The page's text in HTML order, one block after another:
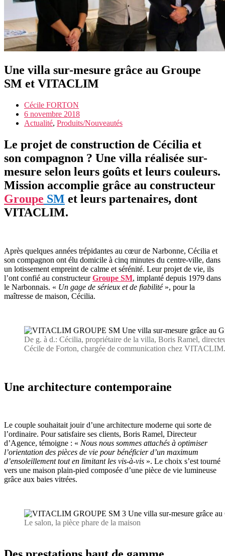
Une villa sur-mesure grâce au Groupe
SM et VITACLIM
Cécile FORTON
6 novembre 2018
Actualité, Produits/Nouveautés
Le projet de construction de Cécilia et
son compagnon ? Une villa réalisée sur-
mesure selon leurs goûts et leurs couleurs.
Mission accomplie grâce au constructeur
Groupe SM et leurs partenaires, dont
VITACLIM.
Après quelques années trépidantes au cœur de Narbonne, Cécilia et
son compagnon ont élu domicile à cinq minutes du centre-ville, dans
un lotissement empreint de calme et sérénité. Leur projet de vie, ils
l’ont confié au constructeurGroupe SM, implanté depuis 1979 dans
le Narbonnais. « Un gage de sérieux et de fiabilité», pour la
maîtresse de maison, Cécilia.
De g. à d.: Cécilia, propriétaire de la villa, Boris Ramel,
Cécile de Forton, chargée de communication chez VITACLIM.
Une architecture contemporaine
Le couple souhaitait jouir d’une architecture moderne qui sorte de
l’ordinaire. Pour satisfaire ses clients, Boris Ramel, Directeur
d’Agence, témoigne : « Nous nous sommes attachés à optimiser
l’orientation des pièces de vie pour bénéficier d’un maximum
d’ensoleillement tout en limitant les vis-à-vis ». Le choix s’est tourné
vers une maison plain-pied composée d’une pièce de vie lumineuse
grâce aux baies vitrées.
Le salon, la pièce phare de la maison